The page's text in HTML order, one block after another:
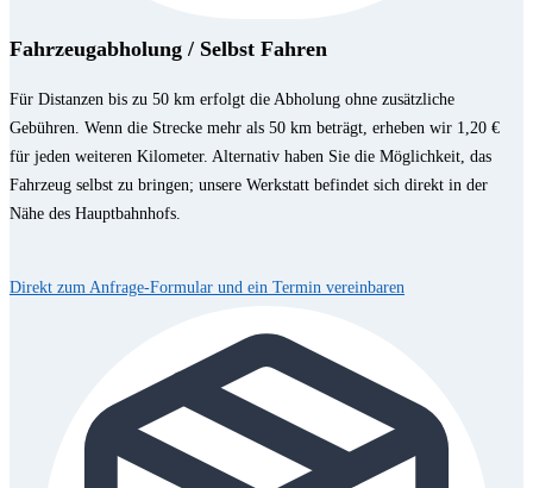
Fahrzeugabholung / Selbst Fahren
Für Distanzen bis zu 50 km erfolgt die Abholung ohne zusätzliche
Gebühren. Wenn die Strecke mehr als 50 km beträgt, erheben wir 1,20 €
für jeden weiteren Kilometer. Alternativ haben Sie die Möglichkeit, das
Fahrzeug selbst zu bringen; unsere Werkstatt befindet sich direkt in der
Nähe des Hauptbahnhofs.
Direkt zum Anfrage-Formular und ein Termin vereinbaren